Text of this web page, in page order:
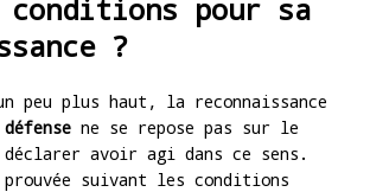
pour sa
?
un peu plus haut, la reconnaissance
ne se repose pas sur le
avoir agi dans ce sens.
suivant les conditions